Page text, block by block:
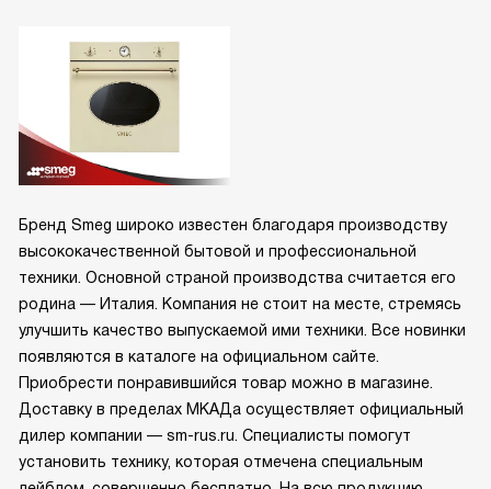
Бренд Smeg широко известен благодаря производству
высококачественной бытовой и профессиональной
техники. Основной страной производства считается его
родина — Италия. Компания не стоит на месте, стремясь
улучшить качество выпускаемой ими техники. Все новинки
появляются в каталоге на официальном сайте.
Приобрести понравившийся товар можно в магазине.
Доставку в пределах МКАДа осуществляет официальный
дилер компании — sm-rus.ru. Специалисты помогут
установить технику, которая отмечена специальным